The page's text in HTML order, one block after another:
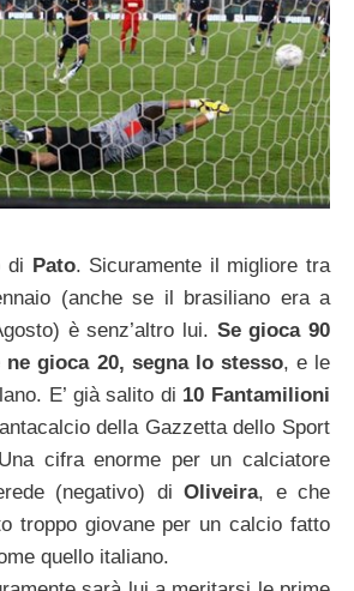
di Pato. Sicuramente il migliore tra
(anche se il brasiliano era a
è senz’altro lui. Se gioca 90
gioca 20, segna lo stesso, e le
E’ già salito di 10 Fantamilioni
della Gazzetta dello Sport
cifra enorme per un calciatore
(negativo) diOliveira, e che
troppo giovane per un calcio fatto
quello italiano.